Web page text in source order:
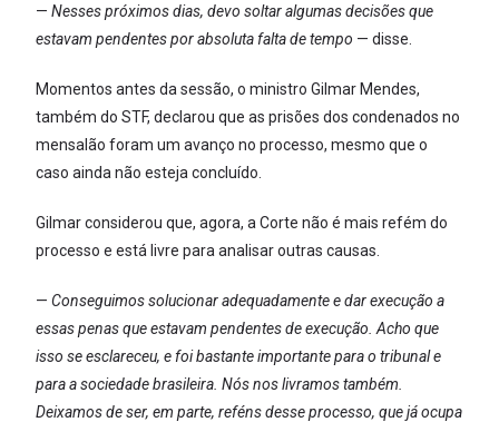
—Nesses próximos dias, devo soltar algumas decisões que
estavam pendentes por absoluta falta de tempo — disse.
Momentos antes da sessão, o ministro Gilmar Mendes,
também do STF, declarou que as prisões dos condenados no
mensalão foram um avanço no processo, mesmo que o
caso ainda não esteja concluído.
Gilmar considerou que, agora, a Corte não é mais refém do
processo e está livre para analisar outras causas.
—Conseguimos solucionar adequadamente e dar execução a
essas penas que estavam pendentes de execução. Acho que
isso se esclareceu, e foi bastante importante para o tribunal e
para a sociedade brasileira. Nós nos livramos também.
Deixamos de ser, em parte, reféns desse processo, que já ocupa